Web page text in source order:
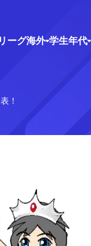
ーグ海外 学生年代
！